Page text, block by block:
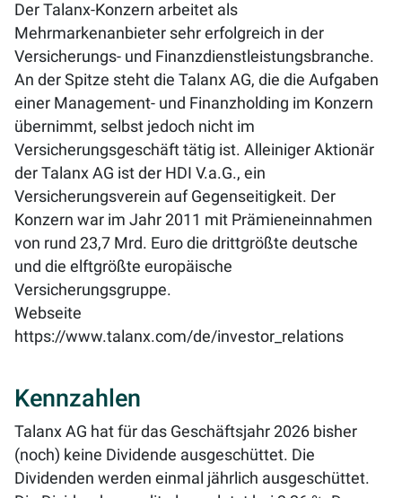
Der Talanx-Konzern arbeitet als
Mehrmarkenanbieter sehr erfolgreich in der
Versicherungs- und Finanzdienstleistungsbranche.
An der Spitze steht die Talanx AG, die die Aufgaben
einer Management- und Finanzholding im Konzern
übernimmt, selbst jedoch nicht im
Versicherungsgeschäft tätig ist. Alleiniger Aktionär
der Talanx AG ist der HDI V.a.G., ein
Versicherungsverein auf Gegenseitigkeit. Der
Konzern war im Jahr 2011 mit Prämieneinnahmen
von rund 23,7 Mrd. Euro die drittgrößte deutsche
und die elftgrößte europäische
Versicherungsgruppe.
Webseite
https://www.talanx.com/de/investor_relations
Kennzahlen
Talanx AG hat für das Geschäftsjahr 2026 bisher
(noch) keine Dividende ausgeschüttet. Die
Dividenden werden einmal jährlich ausgeschüttet.